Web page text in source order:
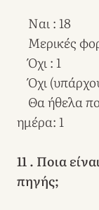
Ναι : 18
Μερικές
Όχι : 1
Όχι
Θα ήθελα
ημέρα: 1
11 . Ποια
πηγής;